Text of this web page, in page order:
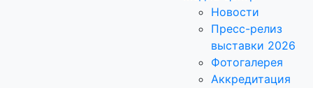
Новости
Пресс-релиз
выставки 2026
Фотогалерея
Аккредитация